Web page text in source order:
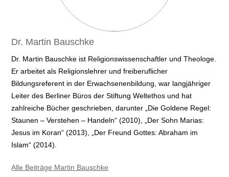
Dr. Martin Bauschke
Dr. Martin Bauschke ist Religionswissenschaftler und Theologe.
Er arbeitet als Religionslehrer und freiberuflicher
Bildungsreferent in der Erwachsenenbildung, war langjähriger
Leiter des Berliner Büros der Stiftung Weltethos und hat
zahlreiche Bücher geschrieben, darunter „Die Goldene Regel:
Staunen – Verstehen – Handeln“ (2010), „Der Sohn Marias:
Jesus im Koran“ (2013), „Der Freund Gottes: Abraham im
Islam“ (2014).
Alle Beiträge Martin Bauschke